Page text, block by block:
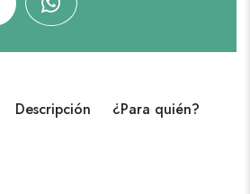
Descripción
¿Para quién?